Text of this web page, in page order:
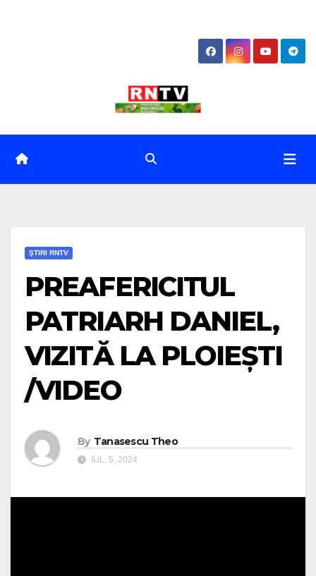
ŞTIRI RNTV
PREAFERICITUL
PATRIARH DANIEL,
VIZITĂ LA PLOIEȘTI
/VIDEO
By Tanasescu Theo
IUL. 5, 2024